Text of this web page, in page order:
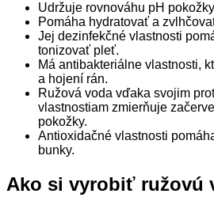
Udržuje rovnováhu pH
Pomáha hydratovať a
Jej dezinfekčné vlastnosti
tonizovať pleť.
Má antibakteriálne vlastnosti,
a hojení rán.
Ružová voda vďaka svojim
vlastnostiam zmierňuje
pokožky.
Antioxidačné vlastnosti
bunky.
Ako si vyrobiť ružovú